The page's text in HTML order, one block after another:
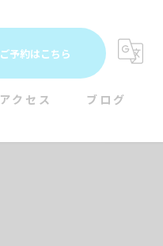
ご予約はこちら
アクセス ブログ